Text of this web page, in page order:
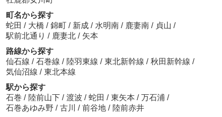
町名から探す
蛇田 / 大橋 / 錦町 / 新成 / 水明南 / 鹿妻南 / 貞山 /
駅前北通り / 鹿妻北 / 矢本
路線から探す
仙石線 / 石巻線 / 陸羽東線 / 東北新幹線 / 秋田新幹線 /
気仙沼線 / 東北本線
駅から探す
石巻 / 陸前山下 / 渡波 / 蛇田 / 東矢本 / 万石浦 /
石巻あゆみ野 / 古川 / 前谷地 / 陸前赤井